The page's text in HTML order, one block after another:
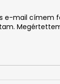
e-mail címem